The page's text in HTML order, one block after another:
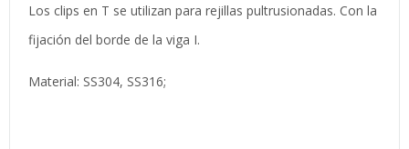
Los clips en T se utilizan para rejillas pultrusionadas. Con la
fijación del borde de la viga I.
Material: SS304, SS316;